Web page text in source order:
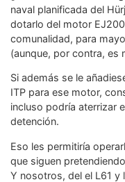
naval planificada del
dotarlo del motor
comunalidad, para
(aunque, por contra, es
Si además se le
ITP para ese motor,
incluso podría aterrizar
detención.
Eso les permitiría
que siguen
Y nosotros, del el L61